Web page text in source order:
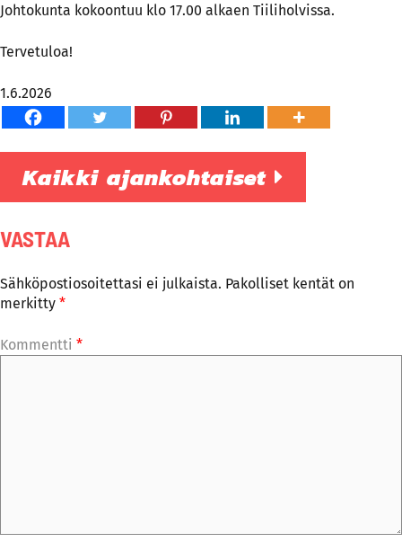
Johtokunta kokoontuu klo 17.00 alkaen Tiiliholvissa.
Tervetuloa!
1.6.2026
Kaikki ajankohtaiset
VASTAA
Sähköpostiosoitettasi ei julkaista. Pakolliset kentät on
merkitty *
Kommentti *